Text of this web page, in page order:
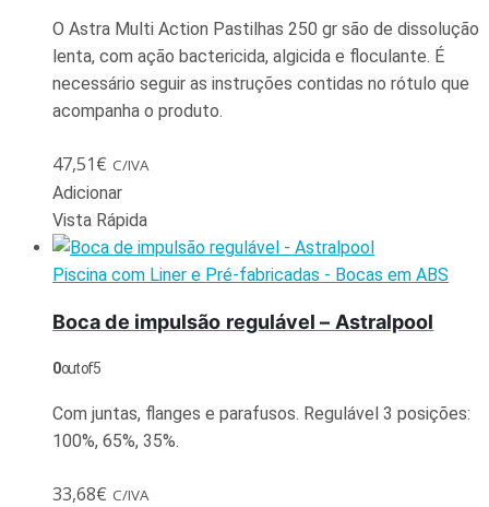
O Astra Multi Action Pastilhas 250 gr são de dissolução
lenta, com ação bactericida, algicida e floculante. É
necessário seguir as instruções contidas no rótulo que
acompanha o produto.
47,51€ C/IVA
Adicionar
Vista Rápida
Piscina com Liner e Pré-fabricadas - Bocas em ABS
Boca de impulsão regulável – Astralpool
0out of 5
Com juntas, flanges e parafusos. Regulável 3 posições:
100%, 65%, 35%.
33,68€ C/IVA